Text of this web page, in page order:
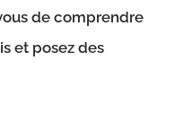
de comprendre
et posez des